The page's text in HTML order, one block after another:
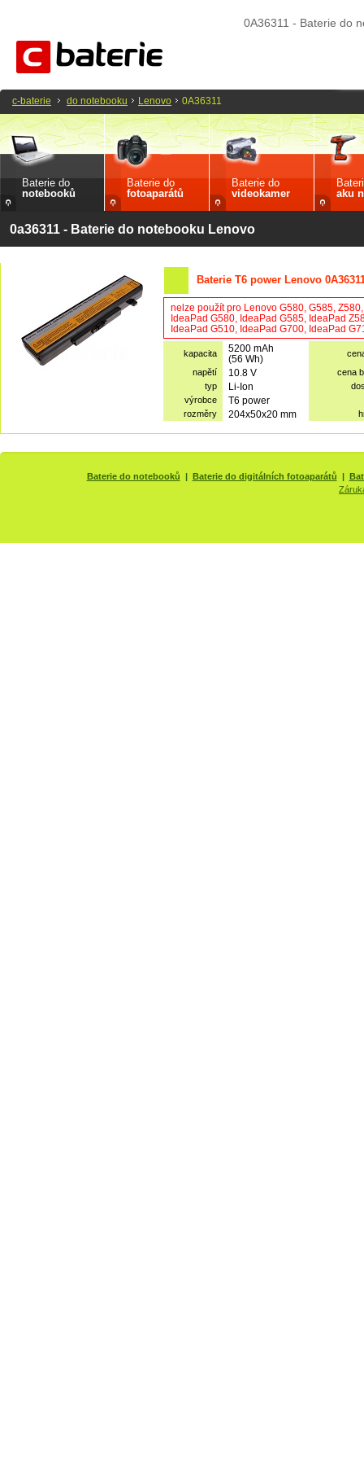
0A36311 - Baterie do
Baterie do
notebooků
Baterie do
fotoaparátů
Baterie do
videokamer
aku
0a36311 - Baterie do notebooku Lenovo
Baterie T6 power Lenovo
nelze použít pro Lenovo G580, G585,
IdeaPad G580, IdeaPad G585, IdeaPad
IdeaPad G510, IdeaPad G700, IdeaPad
kapacita
5200 mAh
(56 Wh)
napětí
10.8 V
cena
typ
Li-Ion
výrobce
T6 power
rozměry 204x50x20 mm
c-baterie do notebooku Lenovo 0A36311
Baterie do notebooků | Baterie do digitálních fotoaparátů |